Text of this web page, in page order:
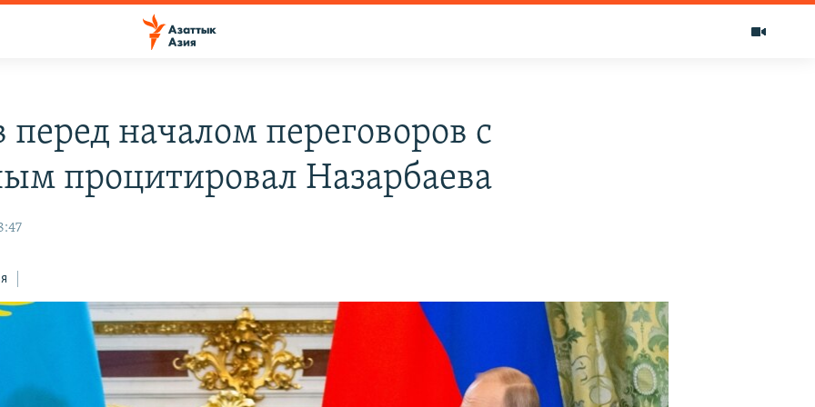
перед началом переговоров с
процитировал Назарбаева